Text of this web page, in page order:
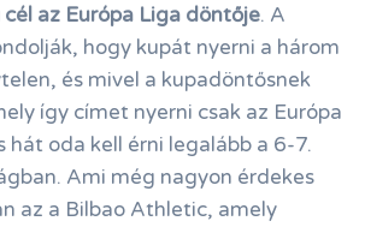
az Európa Liga döntője. A
hogy kupát nyerni a három
és mivel a kupadöntősnek
így címet nyerni csak az Európa
hát oda kell érni legalább a 6-7.
Ami még nagyon érdekes
az a Bilbao Athletic, amely